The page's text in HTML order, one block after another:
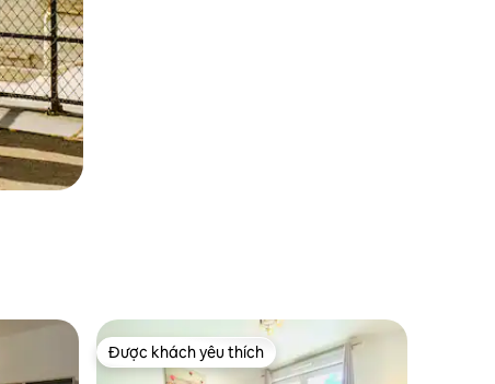
Được khách yêu thích
Được khách yêu thích